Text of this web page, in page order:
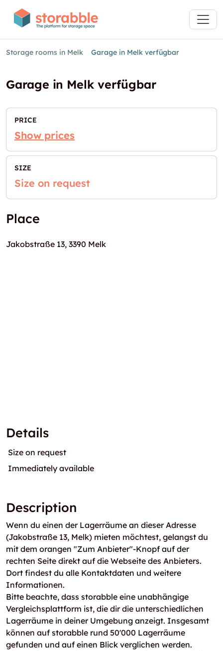
Storage rooms in Melk Garage in Melk verfügbar
Garage in Melk verfügbar
PRICE
Show prices
SIZE
Size on request
Place
Jakobstraße 13, 3390 Melk
Details
Size on request
Immediately available
Description
Wenn du einen der Lagerräume an dieser Adresse
(Jakobstraße 13, Melk) mieten möchtest, gelangst du
mit dem orangen "Zum Anbieter"-Knopf auf der
rechten Seite direkt auf die Webseite des Anbieters.
Dort findest du alle Kontaktdaten und weitere
Informationen.
Bitte beachte, dass storabble eine unabhängige
Vergleichsplattform ist, die dir die unterschiedlichen
Lagerräume in deiner Umgebung anzeigt. Insgesamt
können auf storabble rund 50'000 Lagerräume
gefunden und auf einen Blick verglichen werden.